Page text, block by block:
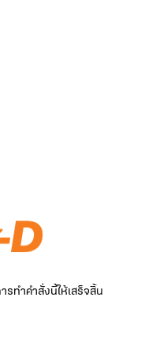
ทำคำสั่งนี้ให้เสร็จสิ้น